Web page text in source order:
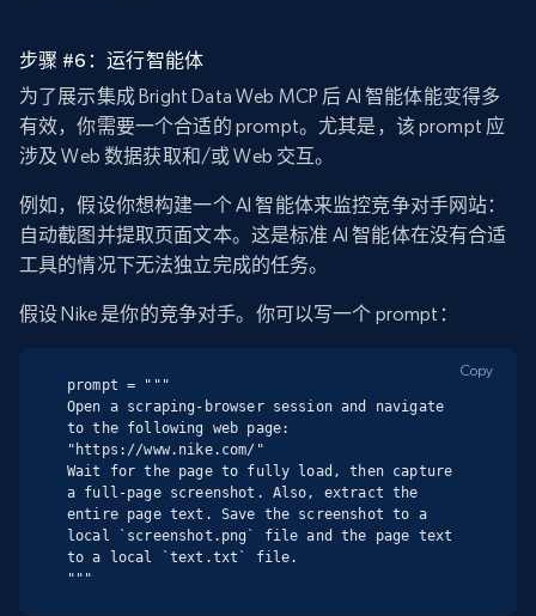
步骤 #6：运行智能体
为了展示集成 Bright Data Web MCP 后 AI 智能体能变得多
有效，你需要一个合适的 prompt。尤其是，该 prompt 应
涉及 Web 数据获取和/或 Web 交互。
例如，假设你想构建一个 AI 智能体来监控竞争对手网站：
自动截图并提取页面文本。这是标准 AI 智能体在没有合适
工具的情况下无法独立完成的任务。
假设 Nike 是你的竞争对手。你可以写一个 prompt：
prompt = """
Open a scraping-browser session and navigate
to the following web page:
"https://www.nike.com/"
Wait for the page to fully load, then capture
a full-page screenshot. Also, extract the
entire page text. Save the screenshot to a
local `screenshot.png` file and the page text
to a local `text.txt` file.
"""
Copy